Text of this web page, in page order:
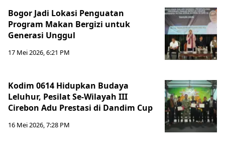
Bogor Jadi Lokasi Penguatan
Program Makan Bergizi untuk
Generasi Unggul
17 Mei 2026, 6:21 PM
Kodim 0614 Hidupkan Budaya
Leluhur, Pesilat Se-Wilayah III
Cirebon Adu Prestasi di Dandim Cup
16 Mei 2026, 7:28 PM